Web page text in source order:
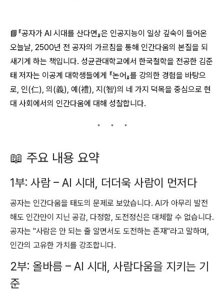
📘 『공자가 AI 시대를 산다면』은 인공지능이 일상 깊숙이 들어온
오늘날, 2500년 전 공자의 가르침을 통해 인간다움의 본질을 되
새기게 하는 책입니다. 성균관대학교에서 한국철학을 전공한 김준
태 저자는 이공계 대학생들에게 『논어』를 강의한 경험을 바탕으
로, 인(仁), 의(義), 예(禮), 지(智)의 네 가지 덕목을 중심으로 현
대 사회에서의 인간다움에 대해 성찰합니다.
📖 주요 내용 요약
1부: 사람 – AI 시대, 더더욱 사람이 먼저다
공자는 인간다움을 태도의 문제로 보았습니다. AI가 아무리 발전
해도 인간만이 지닌 공감, 다정함, 도전정신은 대체할 수 없습니다.
공자는 "사람은 안 되는 줄 알면서도 도전하는 존재"라고 말하며,
인간의 고유한 가치를 강조합니다.
2부: 올바름 – AI 시대, 사람다움을 지키는 기
준